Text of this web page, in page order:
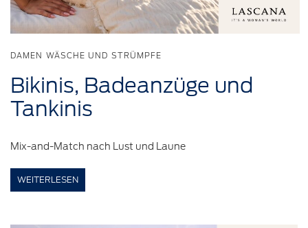
DAMEN WÄSCHE UND STRÜMPFE
Bikinis, Badeanzüge und
Tankinis
Mix-and-Match nach Lust und Laune
WEITERLESEN